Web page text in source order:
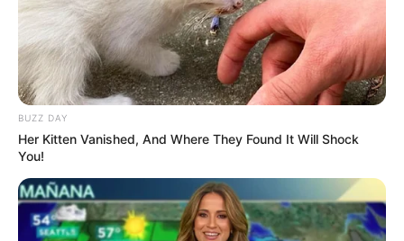
(foto: instagram/ibnuwardani)
BUZZ DAY
Her Kitten Vanished, And Where They Found It Will Shock
You!